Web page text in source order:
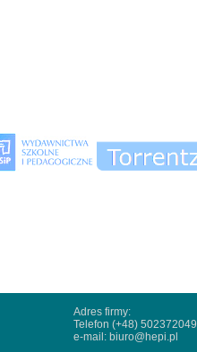
Adres firmy:
Telefon (+48) 502372049
e-mail: biuro@hepi.pl